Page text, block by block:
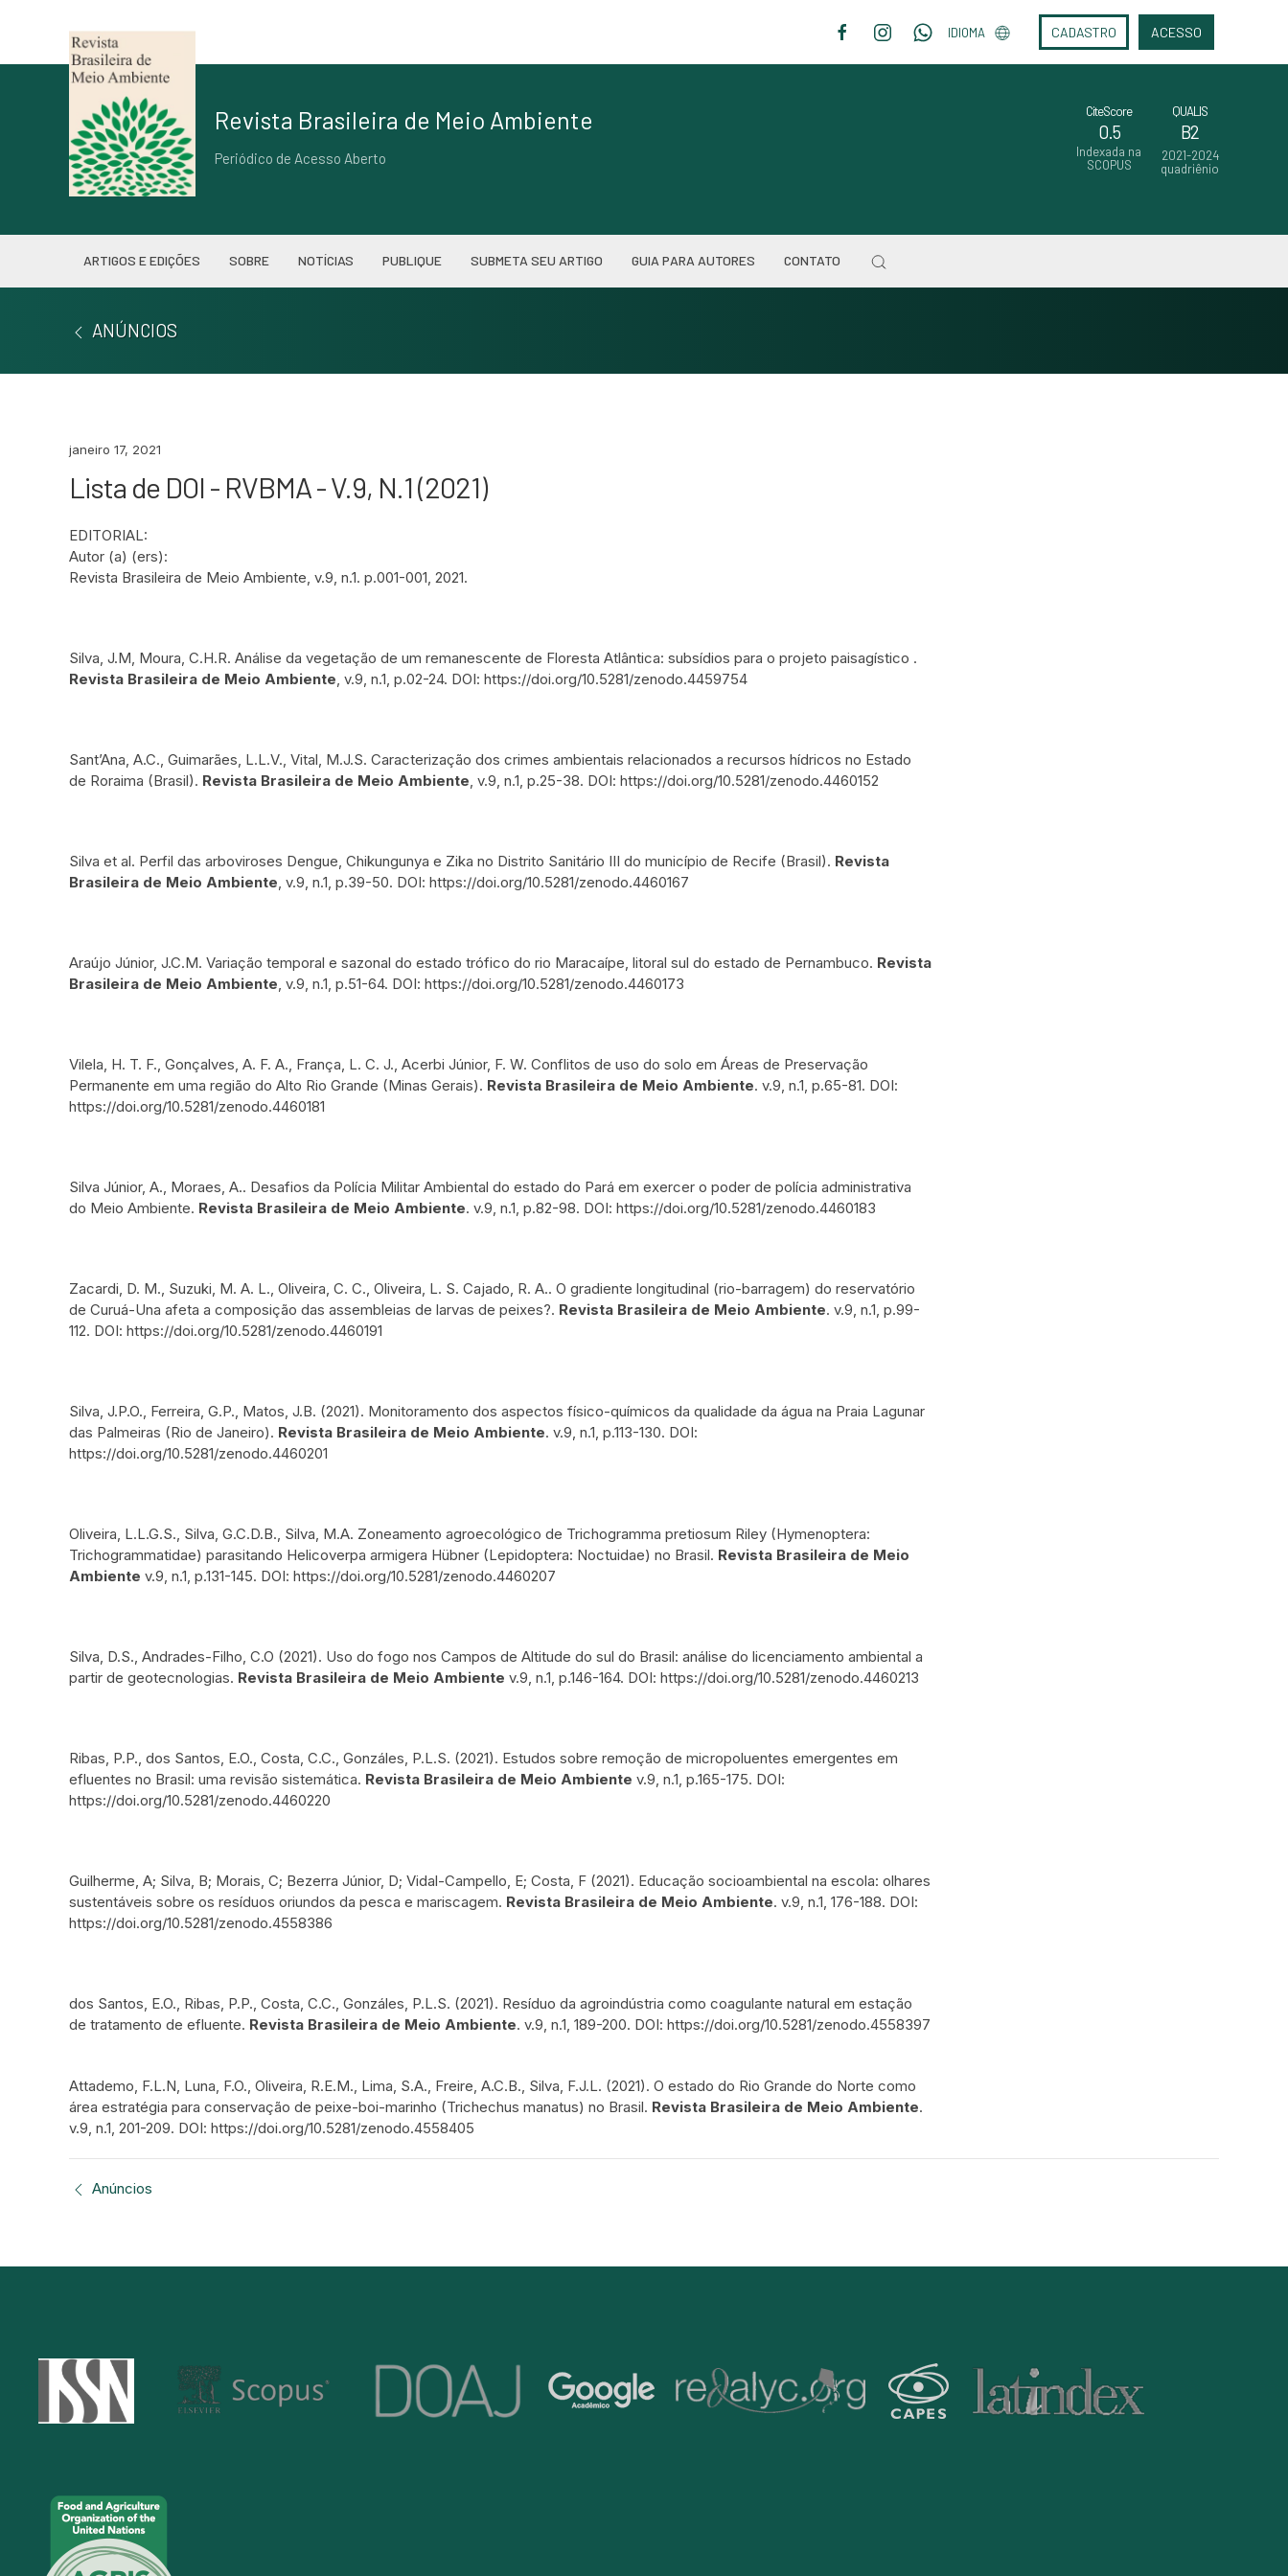
IDIOMA CADASTRO ACESSO
Revista Brasileira de Meio Ambiente
Periódico de Acesso Aberto
CiteScore
0.5
Indexada na
SCOPUS
QUALIS
B2
2021-2024
quadriênio
ARTIGOS E EDIÇÕES SOBRE NOTÍCIAS PUBLIQUE SUBMETA SEU ARTIGO GUIA PARA AUTORES CONTATO
ANÚNCIOS
janeiro 17, 2021
Lista de DOI - RVBMA - V.9, N.1 (2021)
EDITORIAL:
Autor (a) (ers):
Revista Brasileira de Meio Ambiente, v.9, n.1. p.001-001, 2021.
Silva, J.M, Moura, C.H.R. Análise da vegetação de um remanescente de Floresta Atlântica: subsídios para o projeto paisagístico .
Revista Brasileira de Meio Ambiente , v.9, n.1, p.02-24. DOI: https://doi.org/10.5281/zenodo.4459754
Sant’Ana, A.C., Guimarães, L.L.V., Vital, M.J.S. Caracterização dos crimes ambientais relacionados a recursos hídricos no Estado
de Roraima (Brasil). Revista Brasileira de Meio Ambiente , v.9, n.1, p.25-38. DOI: https://doi.org/10.5281/zenodo.4460152
Silva et al. Perfil das arboviroses Dengue, Chikungunya e Zika no Distrito Sanitário III do município de Recife (Brasil). Revista
Brasileira de Meio Ambiente , v.9, n.1, p.39-50. DOI: https://doi.org/10.5281/zenodo.4460167
Araújo Júnior, J.C.M. Variação temporal e sazonal do estado trófico do rio Maracaípe, litoral sul do estado de Pernambuco. Revista
Brasileira de Meio Ambiente , v.9, n.1, p.51-64. DOI: https://doi.org/10.5281/zenodo.4460173
Vilela, H. T. F., Gonçalves, A. F. A., França, L. C. J., Acerbi Júnior, F. W. Conflitos de uso do solo em Áreas de Preservação
Permanente em uma região do Alto Rio Grande (Minas Gerais). Revista Brasileira de Meio Ambiente. v.9, n.1, p.65-81. DOI:
https://doi.org/10.5281/zenodo.4460181
Silva Júnior, A., Moraes, A.. Desafios da Polícia Militar Ambiental do estado do Pará em exercer o poder de polícia administrativa
do Meio Ambiente. Revista Brasileira de Meio Ambiente. v.9, n.1, p.82-98. DOI: https://doi.org/10.5281/zenodo.4460183
Zacardi, D. M., Suzuki, M. A. L., Oliveira, C. C., Oliveira, L. S. Cajado, R. A.. O gradiente longitudinal (rio-barragem) do reservatório
de Curuá-Una afeta a composição das assembleias de larvas de peixes?. Revista Brasileira de Meio Ambiente. v.9, n.1, p.99-
112. DOI: https://doi.org/10.5281/zenodo.4460191
Silva, J.P.O., Ferreira, G.P., Matos, J.B. (2021). Monitoramento dos aspectos físico-químicos da qualidade da água na Praia Lagunar
das Palmeiras (Rio de Janeiro). Revista Brasileira de Meio Ambiente. v.9, n.1, p.113-130. DOI:
https://doi.org/10.5281/zenodo.4460201
Oliveira, L.L.G.S., Silva, G.C.D.B., Silva, M.A. Zoneamento agroecológico de Trichogramma pretiosum Riley (Hymenoptera:
Trichogrammatidae) parasitando Helicoverpa armigera Hübner (Lepidoptera: Noctuidae) no Brasil. Revista Brasileira de Meio
Ambiente v.9, n.1, p.131-145. DOI: https://doi.org/10.5281/zenodo.4460207
Silva, D.S., Andrades-Filho, C.O (2021). Uso do fogo nos Campos de Altitude do sul do Brasil: análise do licenciamento ambiental a
partir de geotecnologias. Revista Brasileira de Meio Ambiente v.9, n.1, p.146-164. DOI: https://doi.org/10.5281/zenodo.4460213
Ribas, P.P., dos Santos, E.O., Costa, C.C., Gonzáles, P.L.S. (2021). Estudos sobre remoção de micropoluentes emergentes em
efluentes no Brasil: uma revisão sistemática. Revista Brasileira de Meio Ambiente v.9, n.1, p.165-175. DOI:
https://doi.org/10.5281/zenodo.4460220
Guilherme, A; Silva, B; Morais, C; Bezerra Júnior, D; Vidal-Campello, E; Costa, F (2021). Educação socioambiental na escola: olhares
sustentáveis sobre os resíduos oriundos da pesca e mariscagem. Revista Brasileira de Meio Ambiente. v.9, n.1, 176-188. DOI:
https://doi.org/10.5281/zenodo.4558386
dos Santos, E.O., Ribas, P.P., Costa, C.C., Gonzáles, P.L.S. (2021). Resíduo da agroindústria como coagulante natural em estação
de tratamento de efluente. Revista Brasileira de Meio Ambiente. v.9, n.1, 189-200. DOI: https://doi.org/10.5281/zenodo.4558397
Attademo, F.L.N, Luna, F.O., Oliveira, R.E.M., Lima, S.A., Freire, A.C.B., Silva, F.J.L. (2021). O estado do Rio Grande do Norte como
área estratégia para conservação de peixe-boi-marinho (Trichechus manatus) no Brasil. Revista Brasileira de Meio Ambiente.
v.9, n.1, 201-209. DOI: https://doi.org/10.5281/zenodo.4558405
Anúncios